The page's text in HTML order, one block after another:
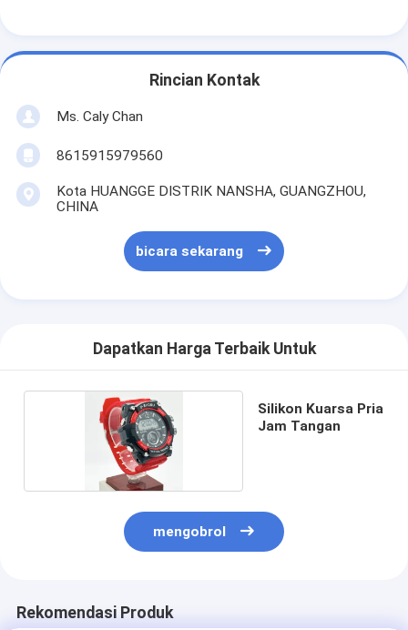
Rincian Kontak
Ms. Caly Chan
8615915979560
Kota HUANGGE DISTRIK NANSHA, GUANGZHOU,
CHINA
bicara sekarang
Dapatkan Harga Terbaik Untuk
Silikon Kuarsa Pria
Jam Tangan
mengobrol
Rekomendasi Produk